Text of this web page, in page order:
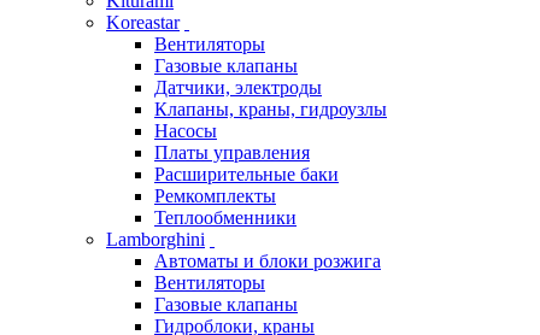
Koreastar
Вентиляторы
Газовые клапаны
Датчики, электроды
Клапаны, краны, гидроузлы
Насосы
Платы управления
Расширительные баки
Ремкомплекты
Теплообменники
Lamborghini
Автоматы и блоки розжига
Вентиляторы
Газовые клапаны
Гидроблоки, краны